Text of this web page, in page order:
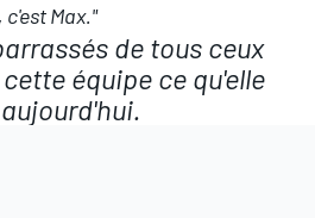
Max."
de tous ceux
équipe ce qu'elle